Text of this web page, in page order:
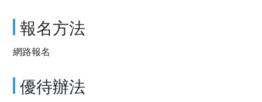
報名方法
網路報名
優待辦法